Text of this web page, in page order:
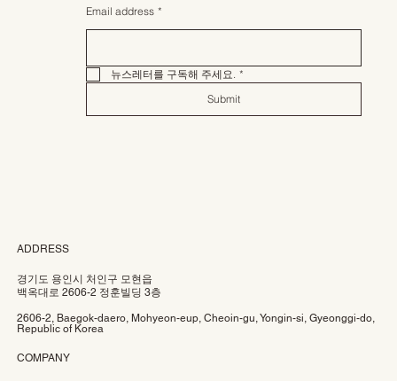
Email address *
뉴스레터를 구독해 주세요.
*
Submit
ADDRESS
경기도 용인시 처인구 모현읍
백옥대로 2606-2 정훈빌딩 3층
2606-2, Baegok-daero, Mohyeon-eup, Cheoin-gu, Yongin-si, Gyeonggi-do,
Republic of Korea
COMPANY